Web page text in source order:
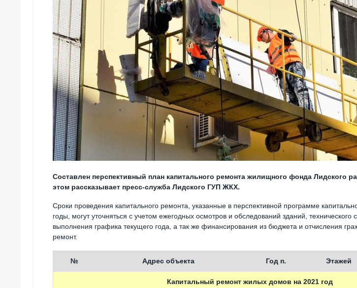
Составлен перспективный план капитального ремонта жилищного фонда Лидского
этом рассказывает пресс-служба Лидского ГУП ЖКХ.
Сроки проведения капитального ремонта, указанные в перспективной программе
годы, могут уточняться с учетом ежегодных осмотров и обследований зданий, технического
выполнения графика текущего года, а так же финансирования из бюджета и отчисления
ремонт.
№ Адрес объекта Год п. Этажей
Капитальный ремонт жилых домов на 2021 год